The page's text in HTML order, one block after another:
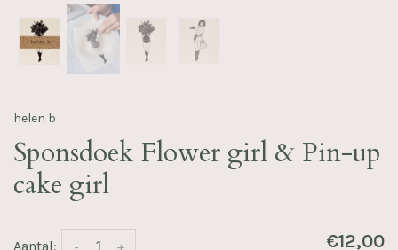
helen b
Sponsdoek Flower girl & Pin-up
cake girl
Aantal: €12,00